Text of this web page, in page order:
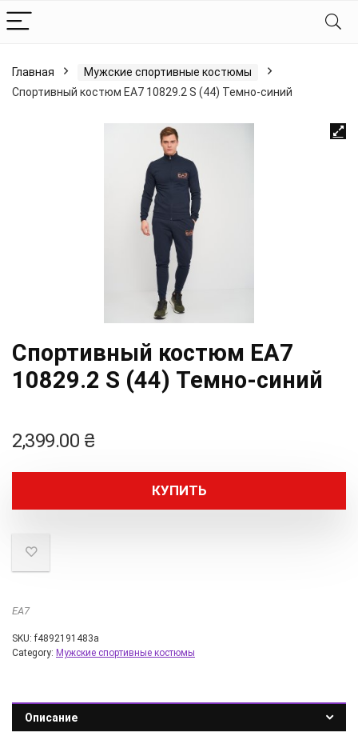
Главная
Мужские спортивные костюмы
Спортивный костюм EA7 10829.2 S (44) Темно-синий
Спортивный костюм EA7
10829.2 S (44) Темно-синий
2,399.00 ₴
КУПИТЬ
EA7
SKU:f4892191483a
Category: Мужские спортивные костюмы
Описание